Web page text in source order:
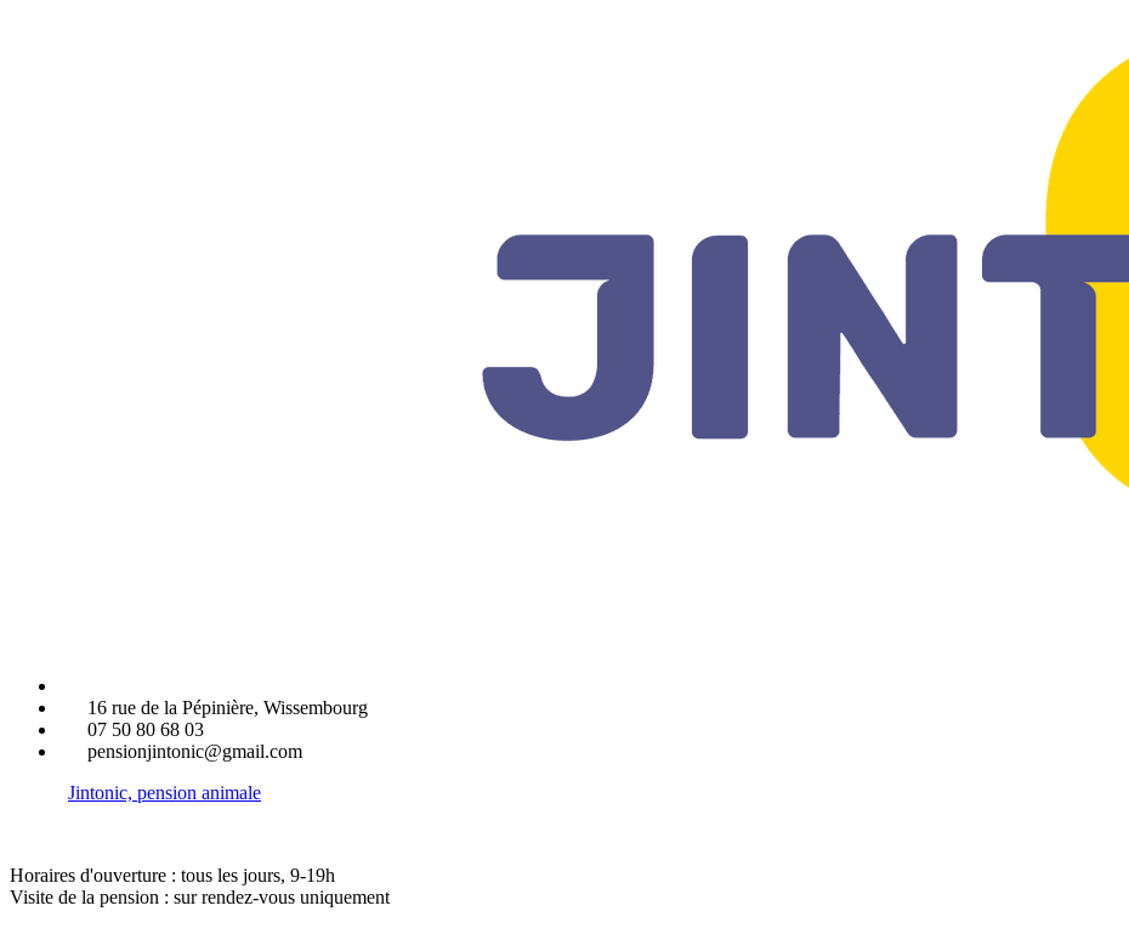
16 rue de la Pépinière, Wissembourg
07 50 80 68 03
pensionjintonic@gmail.com
Jintonic, pension animale
Horaires d'ouverture : tous les jours, 9-19h
Visite de la pension : sur rendez-vous uniquement